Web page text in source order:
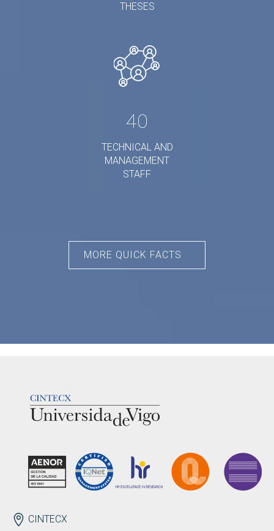
THESES
40
TECHNICAL AND
MANAGEMENT
STAFF
MORE QUICK FACTS
ENDEREZO EN
CINTECX